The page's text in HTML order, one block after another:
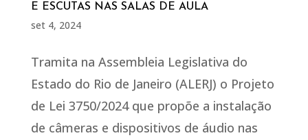
E ESCUTAS NAS SALAS DE AULA
set 4, 2024
Tramita na Assembleia Legislativa do
Estado do Rio de Janeiro (ALERJ) o Projeto
de Lei 3750/2024 que propõe a instalação
de câmeras e dispositivos de áudio nas